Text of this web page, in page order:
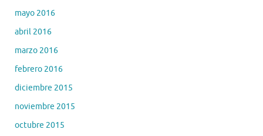
mayo 2016
abril 2016
marzo 2016
febrero 2016
diciembre 2015
noviembre 2015
octubre 2015